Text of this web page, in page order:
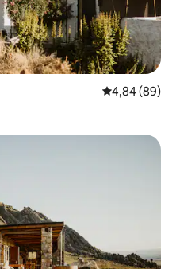
Vidutinis
4,84 (89)